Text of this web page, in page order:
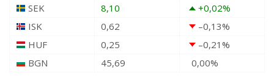
SEK
8,10 +0,02%
ISK
0,62 –0,13%
HUF
0,25 –0,21%
BGN
45,69 0,00%